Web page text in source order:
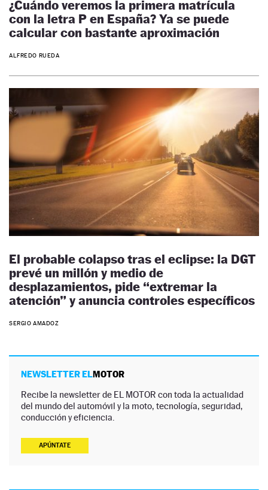
¿Cuándo veremos la primera matrícula
con la letra P en España? Ya se puede
calcular con bastante aproximación
ALFREDO RUEDA
El probable colapso tras el eclipse: la DGT
prevé un millón y medio de
desplazamientos, pide “extremar la
atención” y anuncia controles específicos
SERGIO AMADOZ
NEWSLETTER ELMOTOR
Recibe la newsletter de EL MOTOR con toda la actualidad
del mundo del automóvil y la moto, tecnología, seguridad,
conducción y eficiencia.
APÚNTATE